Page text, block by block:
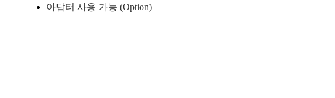
아답터 사용 가능 (Option)